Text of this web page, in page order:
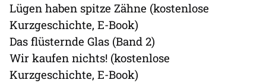
Lügen haben spitze Zähne (kostenlose
Kurzgeschichte, E-Book)
Das flüsternde Glas (Band 2)
Wir kaufen nichts! (kostenlose
Kurzgeschichte, E-Book)